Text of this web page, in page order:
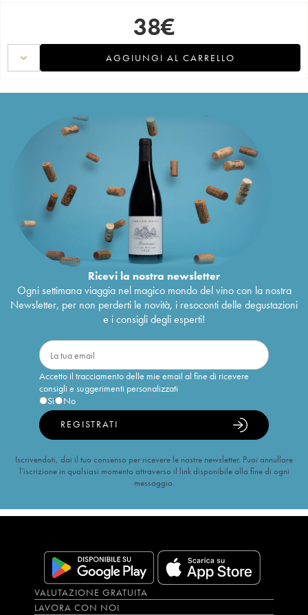
38€
AGGIUNGI AL CARRELLO
Ricevi la nostra newsletter
Ogni settimana viaggia nel magico mondo del vino con la nostra
Newsletter, per non perderti le novità, i resoconti delle degustazioni
e i consigli degli esperti!
Accetto il tracciamento delle mie email al fine di ricevere
consigli e suggerimenti personalizzati
Sì
No
REGISTRATI
Iscrivendoti, dai il tuo consenso per ricevere le nostre newsletter. Puoi annullare
l’iscrizione in qualsiasi momento attraverso il link disponibile alla fine di ogni
messaggio.
VALUTAZIONE GRATUITA
LAVORA CON NOI